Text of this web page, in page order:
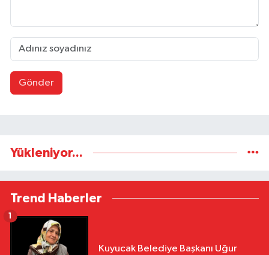
Gönder
Yükleniyor...
Trend Haberler
Kuyucak Belediye Başkanı Uğur
1